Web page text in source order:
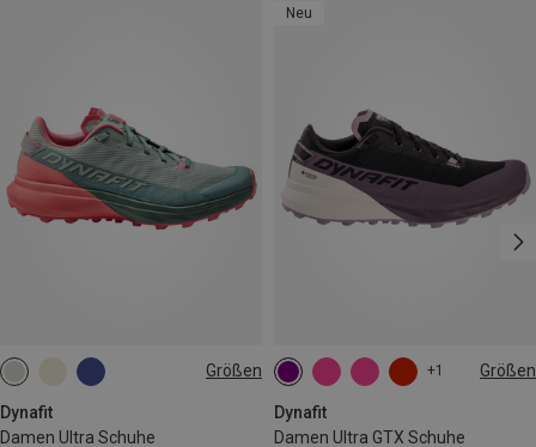
Größen
Dynafit
Damen Ultra Schuhe
Neu
+1 Größen
Dynafit
Damen Ultra GTX Schuhe